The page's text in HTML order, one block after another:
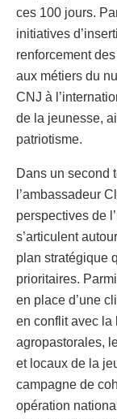
ces 100 jours.
initiatives
renforcement
aux métiers du
CNJ à
de la jeunesse,
patriotisme.
Dans un second
l’ambassadeur
perspectives de
s’articulent
plan stratégique
prioritaires.
en place d’une
en conflit avec la
agropastorales,
et locaux de la
campagne de
opération